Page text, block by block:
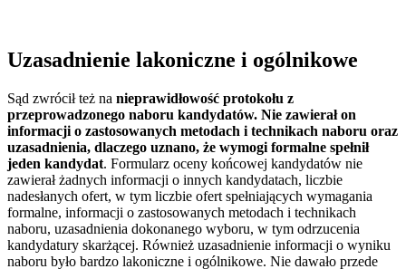
Uzasadnienie lakoniczne i ogólnikowe
Sąd zwrócił też na nieprawidłowość protokołu z
przeprowadzonego naboru kandydatów. Nie zawierał on
informacji o zastosowanych metodach i technikach naboru oraz
uzasadnienia, dlaczego uznano, że wymogi formalne spełnił
jeden kandydat. Formularz oceny końcowej kandydatów nie
zawierał żadnych informacji o innych kandydatach, liczbie
nadesłanych ofert, w tym liczbie ofert spełniających wymagania
formalne, informacji o zastosowanych metodach i technikach
naboru, uzasadnienia dokonanego wyboru, w tym odrzucenia
kandydatury skarżącej. Również uzasadnienie informacji o wyniku
naboru było bardzo lakoniczne i ogólnikowe. Nie dawało przede